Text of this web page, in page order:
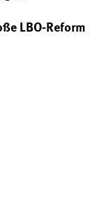
LBO-Reform